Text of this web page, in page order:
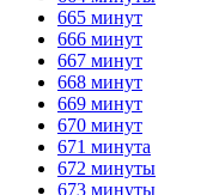
665 минут
666 минут
667 минут
668 минут
669 минут
670 минут
671 минута
672 минуты
673 минуты